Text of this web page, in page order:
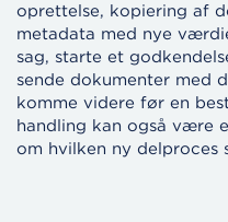
oprettelse, kopiering af
metadata med nye
sag, starte et
sende dokumenter med
komme videre før en
handling kan også være
om hvilken ny delproces